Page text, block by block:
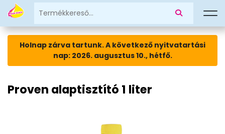
Holnap zárva tartunk. A következő nyitvatartási
nap: 2026. augusztus 10., hétfő.
Proven alaptisztító 1 liter